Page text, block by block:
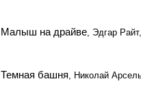
Малыш на драйве, Эдгар
Темная башня, Николай